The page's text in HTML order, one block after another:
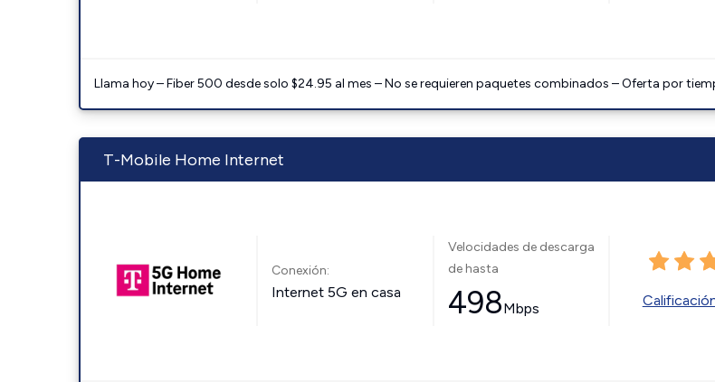
Llama hoy – Fiber 500 desde solo $24.95 al mes – No se requieren paquetes combinados – Oferta por
T-Mobile Home Internet
Conexión:
Internet 5G en casa
Velocidades de descarga
de hasta
498Mbps